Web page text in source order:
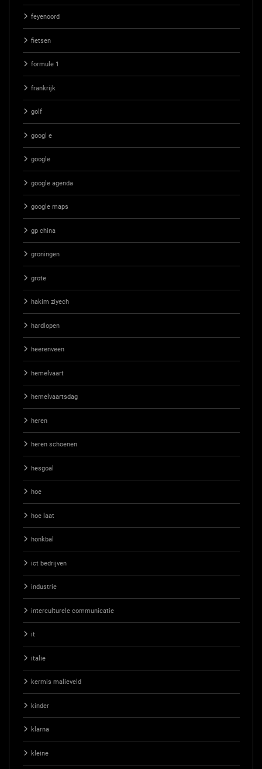
feyenoord
fietsen
formule 1
frankrijk
golf
googl e
google
google agenda
google maps
gp china
groningen
grote
hakim ziyech
hardlopen
heerenveen
hemelvaart
hemelvaartsdag
heren
heren schoenen
hesgoal
hoe
hoe laat
honkbal
ict bedrijven
industrie
interculturele communicatie
it
italie
kermis malieveld
kinder
klarna
kleine